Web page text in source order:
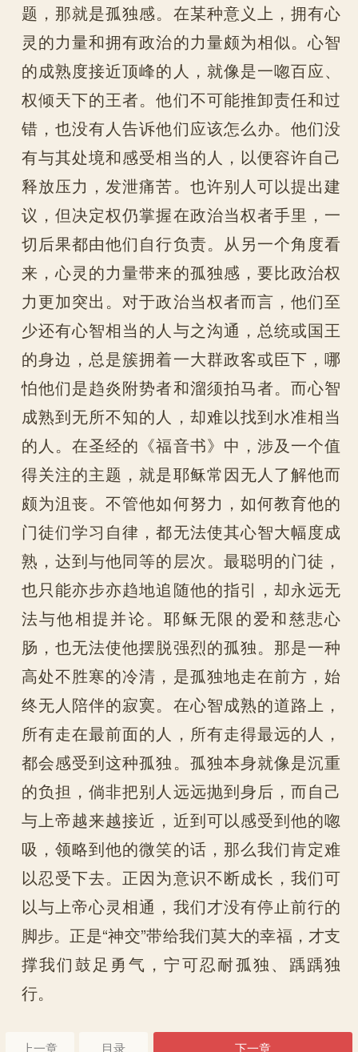
题，那就是孤独感。在某种意义上，拥有心
灵的力量和拥有政治的力量颇为相似。心智
的成熟度接近顶峰的人，就像是一唿百应、
权倾天下的王者。他们不可能推卸责任和过
错，也没有人告诉他们应该怎么办。他们没
有与其处境和感受相当的人，以便容许自己
释放压力，发泄痛苦。也许别人可以提出建
议，但决定权仍掌握在政治当权者手里，一
切后果都由他们自行负责。从另一个角度看
来，心灵的力量带来的孤独感，要比政治权
力更加突出。对于政治当权者而言，他们至
少还有心智相当的人与之沟通，总统或国王
的身边，总是簇拥着一大群政客或臣下，哪
怕他们是趋炎附势者和溜须拍马者。而心智
成熟到无所不知的人，却难以找到水准相当
的人。在圣经的《福音书》中，涉及一个值
得关注的主题，就是耶稣常因无人了解他而
颇为沮丧。不管他如何努力，如何教育他的
门徒们学习自律，都无法使其心智大幅度成
熟，达到与他同等的层次。最聪明的门徒，
也只能亦步亦趋地追随他的指引，却永远无
法与他相提并论。耶稣无限的爱和慈悲心
肠，也无法使他摆脱强烈的孤独。那是一种
高处不胜寒的冷清，是孤独地走在前方，始
终无人陪伴的寂寞。在心智成熟的道路上，
所有走在最前面的人，所有走得最远的人，
都会感受到这种孤独。孤独本身就像是沉重
的负担，倘非把别人远远抛到身后，而自己
与上帝越来越接近，近到可以感受到他的唿
吸，领略到他的微笑的话，那么我们肯定难
以忍受下去。正因为意识不断成长，我们可
以与上帝心灵相通，我们才没有停止前行的
脚步。正是“神交”带给我们莫大的幸福，才支
撑我们鼓足勇气，宁可忍耐孤独、踽踽独
行。
上一章 目录 下一章